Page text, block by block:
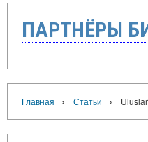
ПАРТНЁРЫ
Главная › Статьи ›